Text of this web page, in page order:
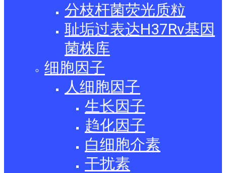
分枝杆菌荧光质粒
耻垢过表达H37Rv基因
菌株库
细胞因子
人细胞因子
生长因子
趋化因子
白细胞介素
干扰素